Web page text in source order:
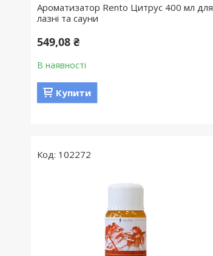
Ароматизатор Rento Цитрус 400 мл для
лазні та сауни
549,08 ₴
В наявності
Купити
102272